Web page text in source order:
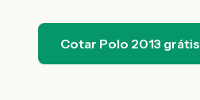
Cotar Polo 2013 grátis